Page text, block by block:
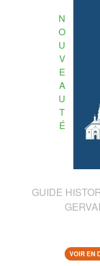
N
O
U
V
E
A
U
T
É
GUIDE
VOIR EN